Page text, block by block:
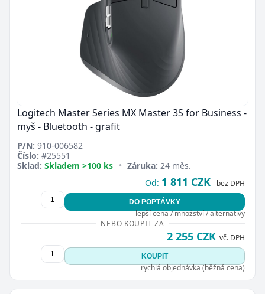
Logitech Master Series MX Master 3S for Business -
myš - Bluetooth - grafit
P/N: 910-006582
Číslo: #25551
Sklad: Skladem >100 ks • Záruka: 24 měs.
Od: 1 811 CZK bez DPH
DO POPTÁVKY
lepší cena / množství / alternativy
NEBO KOUPIT ZA
2 255 CZK vč. DPH
KOUPIT
rychlá objednávka (běžná cena)